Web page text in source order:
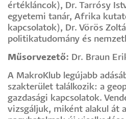
értékláncok), Dr. Tarrósy
egyetemi tanár, Afrika
kapcsolatok), Dr. Vörös
politikatudomány és
Műsorvezető: Dr. Braun
A MakroKlub legújabb
szakterület találkozik: a
gazdasági kapcsolatok.
vizsgáljuk, miként alakul át